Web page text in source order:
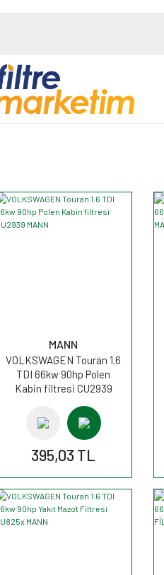
MANN
VOLKSWAGEN Touran 1.6
TDI 66kw 90hp Polen
Kabin filtresi CU2939
395,03 TL